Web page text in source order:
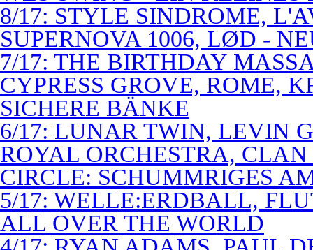
8/17: STYLE SINDROME,
SUPERNOVA 1006, LØD -
7/17: THE BIRTHDAY
CYPRESS GROVE, ROME,
SICHERE BÄNKE
6/17: LUNAR TWIN, LEVIN
ROYAL ORCHESTRA,
CIRCLE: SCHUMMRIGES
5/17: WELLE:ERDBALL,
ALL OVER THE WORLD